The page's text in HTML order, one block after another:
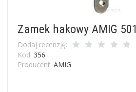
Zamek hakowy AMIG 501
Dodaj recenzję:
Kod: 356
Producent: AMIG